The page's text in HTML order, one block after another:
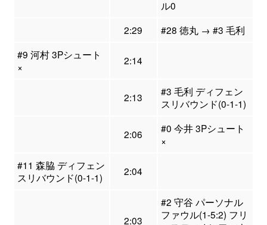
ル0
2:29
#28 徳丸 → #3 毛利
#9 河村 3Pシュート
×
2:14
2:13
#3 毛利 ディフェン
スリバウンド(0-1-1)
2:06
#0 今井 3Pシュート
×
#11 森脇 ディフェン
スリバウンド(0-1-1)
2:04
2:03
#2 守谷 パーソナル
ファウル(1-5:2) フリ